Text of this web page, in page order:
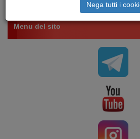
Menu del sito
Nega tutti i